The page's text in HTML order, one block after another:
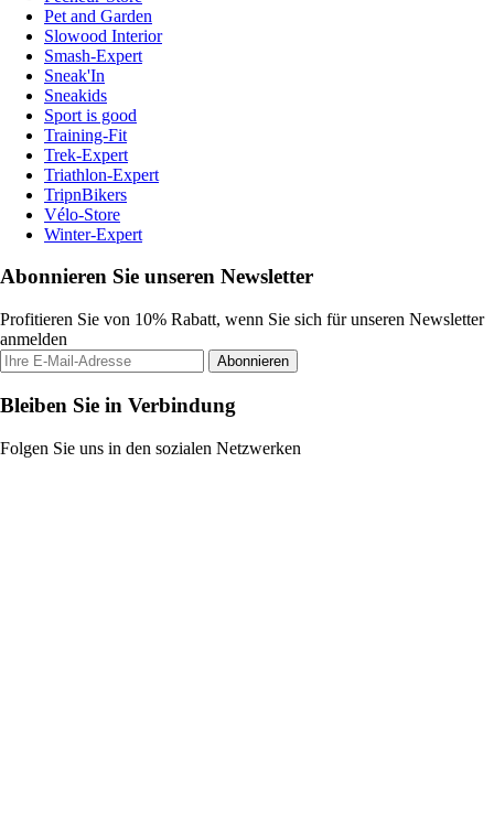
Pet and Garden
Slowood Interior
Smash-Expert
Sneak'In
Sneakids
Sport is good
Training-Fit
Trek-Expert
Triathlon-Expert
TripnBikers
Vélo-Store
Winter-Expert
Abonnieren Sie unseren Newsletter
Profitieren Sie von 10% Rabatt, wenn Sie sich für unseren Newsletter
anmelden
Abonnieren
Bleiben Sie in Verbindung
Folgen Sie uns in den sozialen Netzwerken